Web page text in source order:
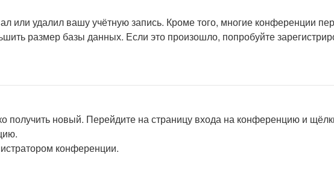
или удалил вашу учётную запись. Кроме того, многие конференции
размер базы данных. Если это произошло, попробуйте
получить новый. Перейдите на страницу входа на конференцию и
конференции.